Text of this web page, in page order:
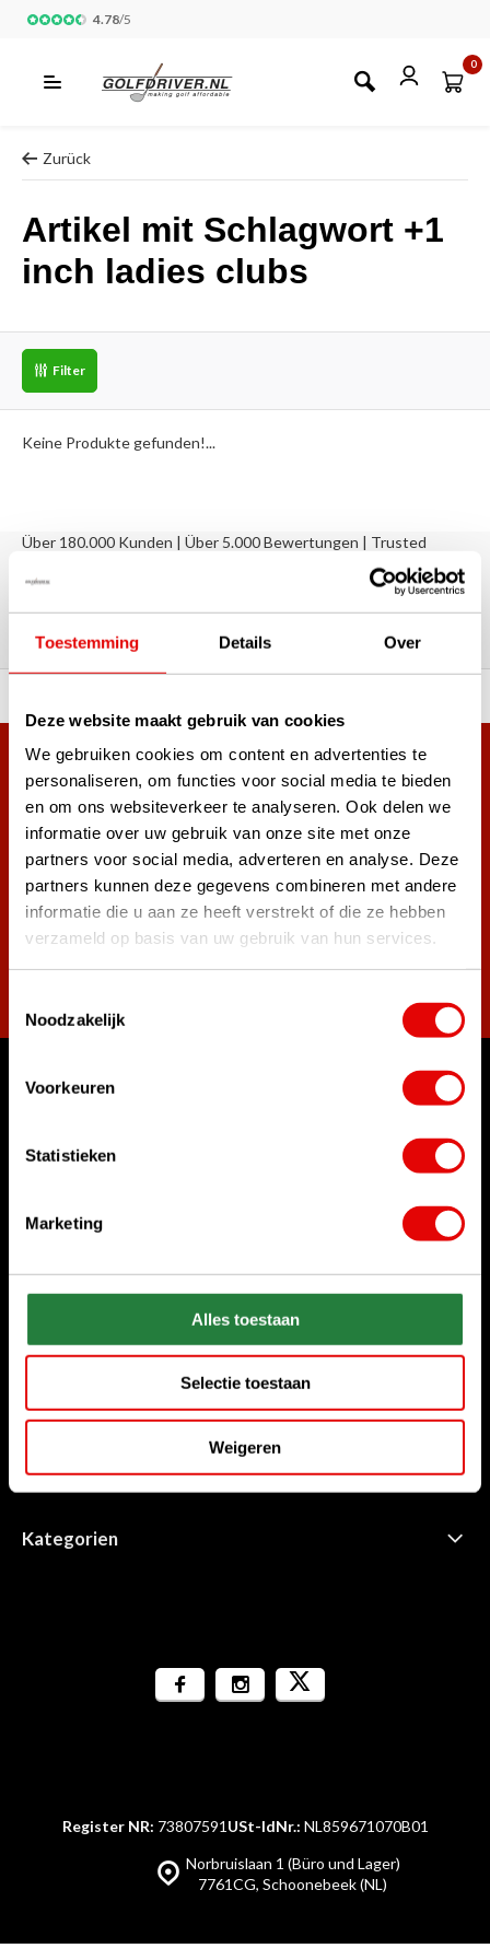
Toestemming Details Over
Deze website maakt gebruik van cookies
We gebruiken cookies om content en advertenties te
personaliseren, om functies voor social media te bieden
en om ons websiteverkeer te analyseren. Ook delen we
informatie over uw gebruik van onze site met onze
partners voor social media, adverteren en analyse. Deze
partners kunnen deze gegevens combineren met andere
informatie die u aan ze heeft verstrekt of die ze hebben
verzameld op basis van uw gebruik van hun services.
Noodzakelijk
Voorkeuren
Statistieken
Marketing
Alles toestaan
Selectie toestaan
Weigeren
4.78/5
0
Zurück
Artikel mit Schlagwort +1
inch ladies clubs
Filter
Keine Produkte gefunden!...
Über 180.000 Kunden | Über 5.000 Bewertungen | Trusted
Bewertungen: Das sagen unsere
Kunden
Mehr als 38.000 Kunden haben sich bereits
angemeldet.
Melde dich für den Newsletter an und verpasse nie wieder
die besten Golfangebote!
Womit können wir Ihnen helfen?
Rufen Sie uns an
Chatten Sie mit uns
Senden Sie uns eine E-Mail
sales@golfdriver.nl
Kundenservice
Informationen
Kategorien
Norbruislaan 1 (Büro und Lager)
7761CG, Schoonebeek (NL)
Register NR: 73807591 USt-IdNr.: NL859671070B01